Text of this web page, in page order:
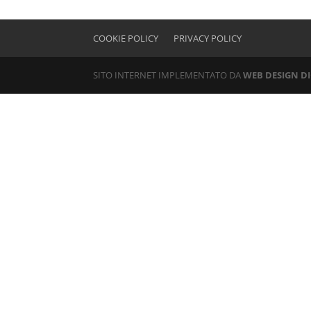
COOKIE POLICY PRIVACY POLICY
SITO INTERNET IMPLEMENTATO DAWEB DESIGN